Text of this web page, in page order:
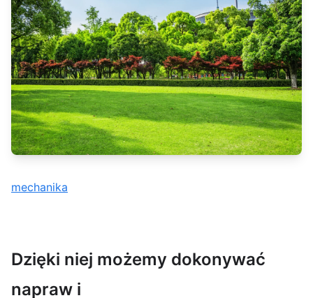
mechanika
Dzięki niej możemy dokonywać
napraw i